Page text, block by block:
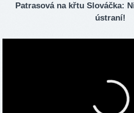
Patrasová na křtu Slováčka:
ústraní!